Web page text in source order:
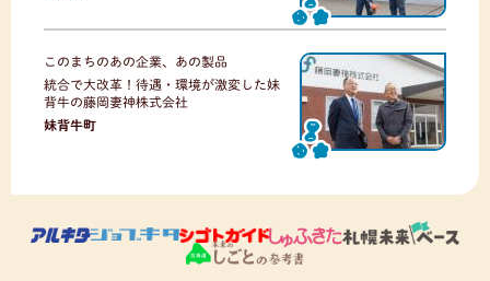
このまちのあの企業、あの製品
統合で大改革！待遇・環境が激変した妹
背牛の藤岡妻神株式会社
妹背牛町